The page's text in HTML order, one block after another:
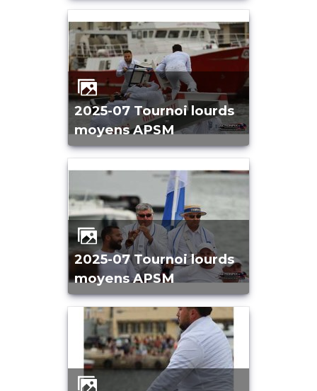
2025-07 Tournoi lourds
moyens APSM
2025-07 Tournoi lourds
moyens APSM